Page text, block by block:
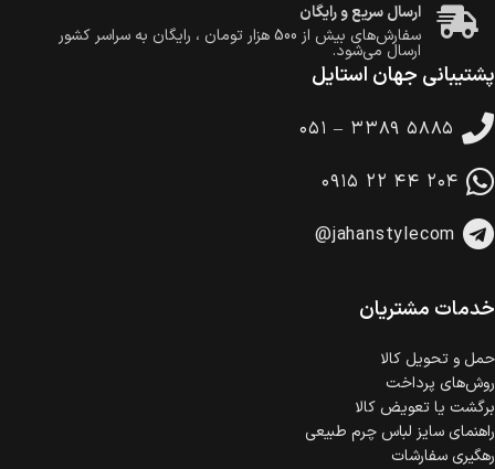
ارسال سریع و رایگان
سفارش‌های بیش از 500 هزار تومان ، رایگان به سراسر کشور
ارسال می‌شود.
ضمانت بازگشت کالا
در هنگام خرید محصول، امکان انتخاب پرداخت در محل
وجود دارد.
خرید اقساطی با شرایط آسان و بدون ضامن امکان‌پذیر
است.
گارانتی معتبر برای تمامی محصولات ارائه می‌شود.
پشتیبانی جهان استایل
۰۵۱ – ۳۳۸۹ ۵۸۸۵
۰۹۱۵ ۲۲ ۴۴ ۲۰۴
@jahanstylecom
خدمات مشتریان
حمل‌ و تحویل کالا
روش‌های پرداخت
برگشت یا تعویض کالا
راهنمای سایز لباس چرم طبیعی
رهگیری سفارشات